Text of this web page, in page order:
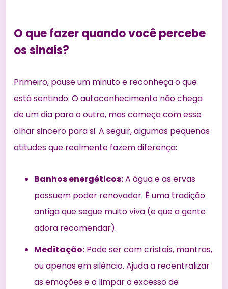
O que fazer quando você percebe
os sinais?
Primeiro, pause um minuto e reconheça o que
está sentindo. O autoconhecimento não chega
de um dia para o outro, mas começa com esse
olhar sincero para si. A seguir, algumas pequenas
atitudes que realmente fazem diferença:
Banhos energéticos:A água e as ervas
possuem poder renovador. É uma tradição
antiga que segue muito viva (e que a gente
adora recomendar).
Meditação: Pode ser com cristais, mantras,
ou apenas em silêncio. Ajuda a recentralizar
as emoções e a limpar o excesso de